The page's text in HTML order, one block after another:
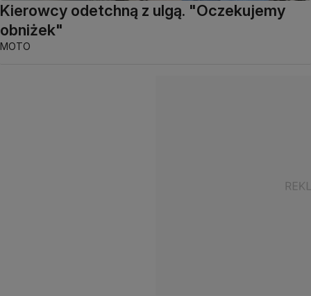
Kierowcy odetchną z ulgą. "Oczekujemy
obniżek"
MOTO